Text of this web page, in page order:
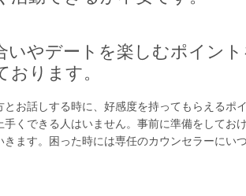
いやデートを楽しむポイント
ります。
お話しする時に、好感度を持ってもらえるポ
くできる人はいません。事前に準備をしておけ
ます。困った時には専任のカウンセラーにい